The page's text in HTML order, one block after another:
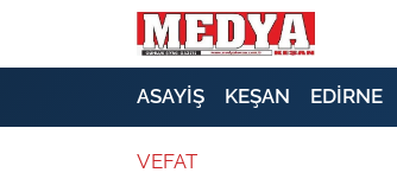
ASAYİŞ KEŞAN EDİRNE
VEFAT
E-GAZETE